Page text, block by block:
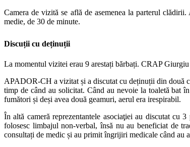
Camera de vizită se află de asemenea la parterul
medie, de 30 de minute.
Discuții cu deținuții
La momentul vizitei erau 9 arestați bărbați. CRAP
APADOR-CH a vizitat și a discutat cu deținuții din două
timp de când au solicitat. Când au nevoie la toaletă bat
fumători și deși avea două geamuri, aerul era irespirabil.
În altă cameră reprezentantele asociaţiei au discutat cu
folosesc limbajul non-verbal, însă nu au beneficiat de
consultați de medic și au primit îngrijiri medicale când au